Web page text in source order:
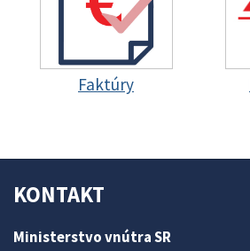
Faktúry
KONTAKT
Ministerstvo vnútra SR